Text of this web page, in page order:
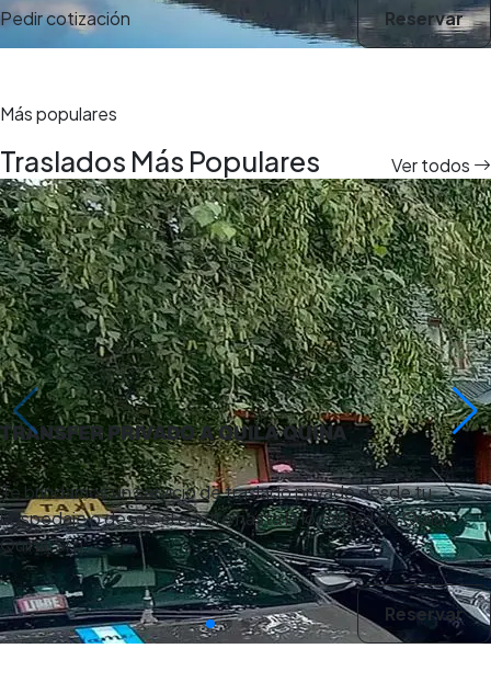
4 días
Pedir cotización Reservar
Más populares
Traslados Más Populares Ver todos
TRANSFER PRIVADO A QUILA QUINA
Te brindamos un servicio de traslado privado desde tu
hospedaje o desde el centro hasta la localidad de Quila
Quina.Si q…
Reservar